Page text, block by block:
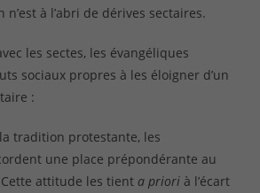
à l’abri de dérives sectaires.
les sectes, les évangéliques
sociaux propres à les éloigner d’un
:
tradition protestante, les
une place prépondérante au
attitude les tient a priori à l’écart